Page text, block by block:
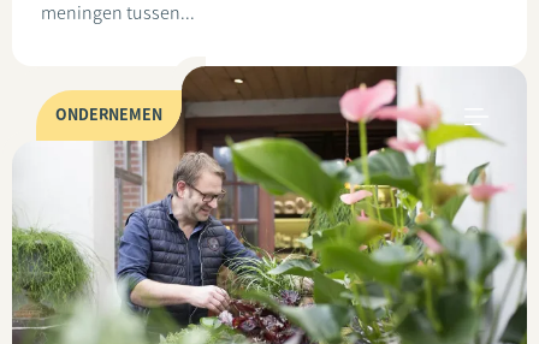
meningen tussen...
ONDERNEMEN